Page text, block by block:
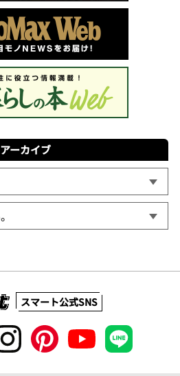
アーカイブ
スマート公式SNS